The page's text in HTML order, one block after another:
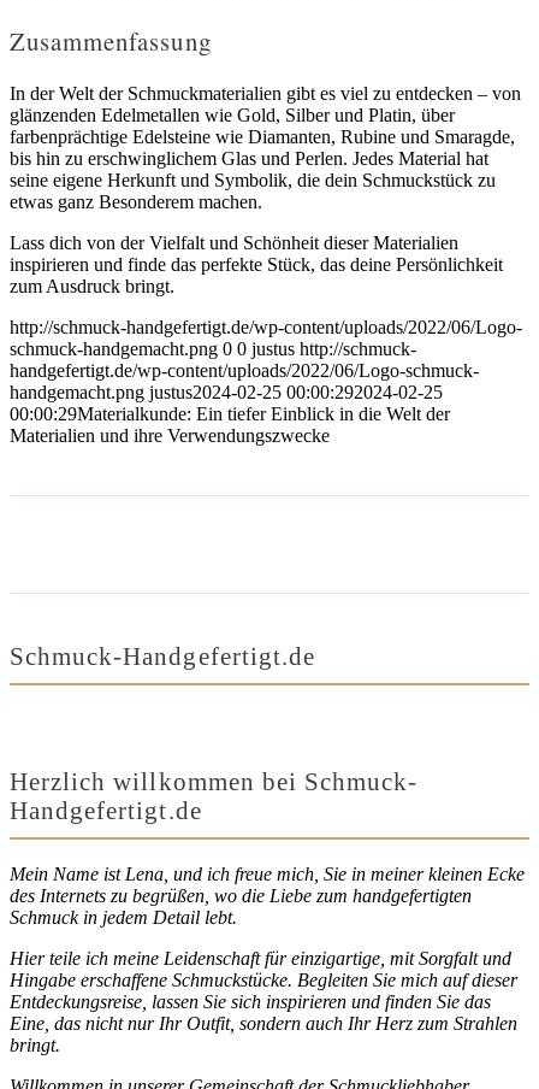
Zusammenfassung
In der Welt der Schmuckmaterialien gibt es viel zu entdecken – von
glänzenden Edelmetallen wie Gold, Silber und Platin, über
farbenprächtige Edelsteine wie Diamanten, Rubine und Smaragde,
bis hin zu erschwinglichem Glas und Perlen. Jedes Material hat
seine eigene Herkunft und Symbolik, die dein Schmuckstück zu
etwas ganz Besonderem machen.
Lass dich von der Vielfalt und Schönheit dieser Materialien
inspirieren und finde das perfekte Stück, das deine Persönlichkeit
zum Ausdruck bringt.
http://schmuck-handgefertigt.de/wp-content/uploads/2022/06/Logo-
schmuck-handgemacht.png 0 0 justus http://schmuck-
handgefertigt.de/wp-content/uploads/2022/06/Logo-schmuck-
handgemacht.png justus2024-02-25 00:00:292024-02-25
00:00:29Materialkunde: Ein tiefer Einblick in die Welt der
Materialien und ihre Verwendungszwecke
Schmuck-Handgefertigt.de
Herzlich willkommen bei Schmuck-
Handgefertigt.de
Mein Name ist Lena, und ich freue mich, Sie in meiner kleinen Ecke
des Internets zu begrüßen, wo die Liebe zum handgefertigten
Schmuck in jedem Detail lebt.
Hier teile ich meine Leidenschaft für einzigartige, mit Sorgfalt und
Hingabe erschaffene Schmuckstücke. Begleiten Sie mich auf dieser
Entdeckungsreise, lassen Sie sich inspirieren und finden Sie das
Eine, das nicht nur Ihr Outfit, sondern auch Ihr Herz zum Strahlen
bringt.